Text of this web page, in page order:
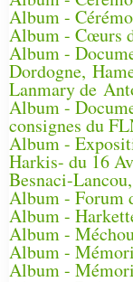
Album -
Album - Cœurs
Album -
Dordogne,
Lanmary de
Album -
consignes du
Album -
Harkis- du 16
Besnaci-Lancou,
Album - Forum
Album -
Album -
Album -
Album -